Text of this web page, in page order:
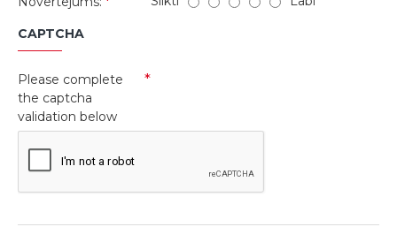
CAPTCHA
Please complete
the captcha
validation below